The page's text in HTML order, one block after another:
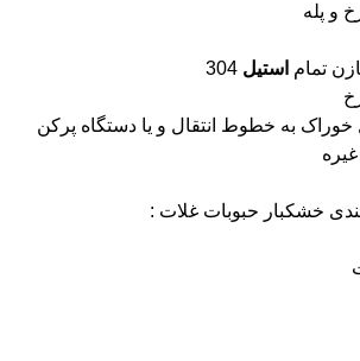
و پله
تمام استیل
خوراک به خطوط انتقال و یا دستگاه پرکن
خشکبار حبوبات غلات :